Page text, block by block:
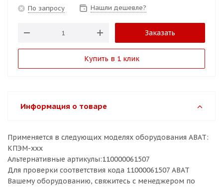
По запросу Нашли дешевле?
Заказать
Купить в 1 клик
Информация о товаре
Применяется в следующих моделях оборудования ABAT:
КПЭМ-ххх
Альтернативные артикулы:110000061507
Для проверки соответствия кода 11000061507 ABAT
Вашему оборудованию, свяжитесь с менеджером по